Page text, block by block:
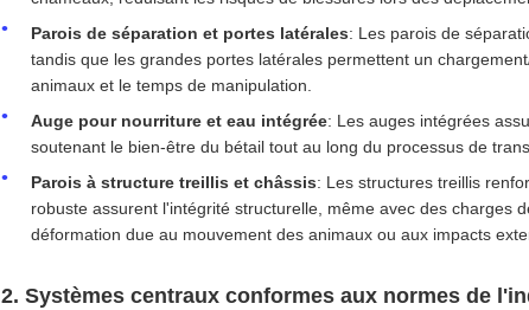
Parois de séparation et portes latérales: Les parois de
tandis que les grandes portes latérales permettent un
animaux et le temps de manipulation.
Auge pour nourriture et eau intégrée: Les auges intégrées
soutenant le bien-être du bétail tout au long du processus de
Parois à structure treillis et châssis: Les structures treillis
robuste assurent l'intégrité structurelle, même avec des charges
déformation due au mouvement des animaux ou aux impacts
2. Systèmes centraux conformes aux normes de